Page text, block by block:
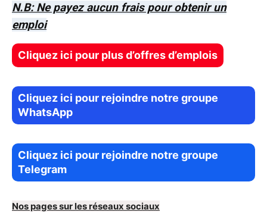
N.B: Ne payez aucun frais pour obtenir un
emploi
Cliquez ici pour plus d’offres d’emplois
Cliquez ici pour rejoindre notre groupe
WhatsApp
Cliquez ici pour rejoindre notre groupe
Telegram
Nos pages sur les réseaux sociaux